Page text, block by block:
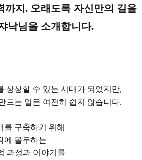
까지. 오래도록 자신만의 길을
낙님을 소개합니다.
상상할 수 있는 시대가 되었지만,
드는 일은 여전히 쉽지 않습니다.
를 구축하기 위해
에 몰두하는
과정과 이야기를